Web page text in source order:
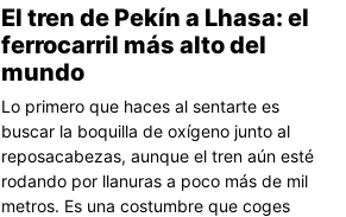
El tren de Pekín a Lhasa: el
ferrocarril más alto del
mundo
Lo primero que haces al sentarte es
buscar la boquilla de oxígeno junto al
reposacabezas, aunque el tren aún esté
rodando por llanuras a poco más de mil
metros. Es una costumbre que coges
PáginaPáginaPáginaPáginaPágina